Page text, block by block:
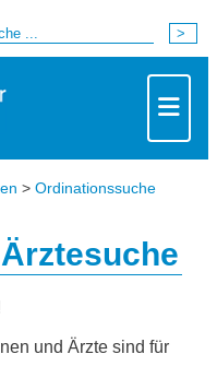
> Ordinationssuche
und Ärzte sind für